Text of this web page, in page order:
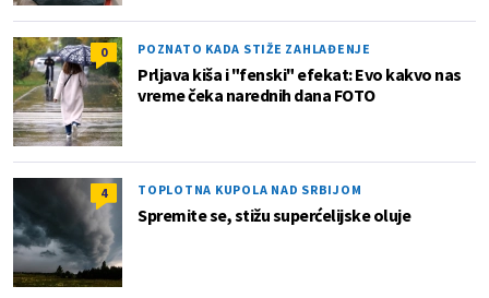
0 POZNATO KADA STIŽE ZAHLAĐENJE
Prljava kiša i "fenski" efekat: Evo kakvo nas
vreme čeka narednih dana FOTO
4 TOPLOTNA KUPOLA NAD SRBIJOM
Spremite se, stižu superćelijske oluje